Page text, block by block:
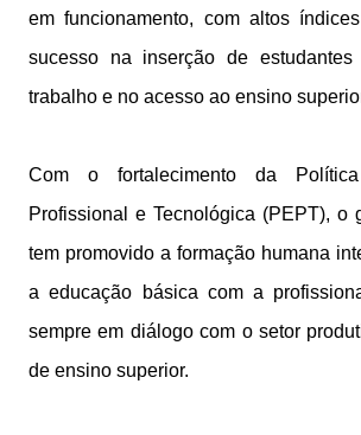
em funcionamento, com altos
sucesso na inserção de
trabalho e no acesso ao ensino
Com o fortalecimento da
Profissional e Tecnológica (PEPT), o
tem promovido a formação humana
a educação básica com a
sempre em diálogo com o setor
de ensino superior.